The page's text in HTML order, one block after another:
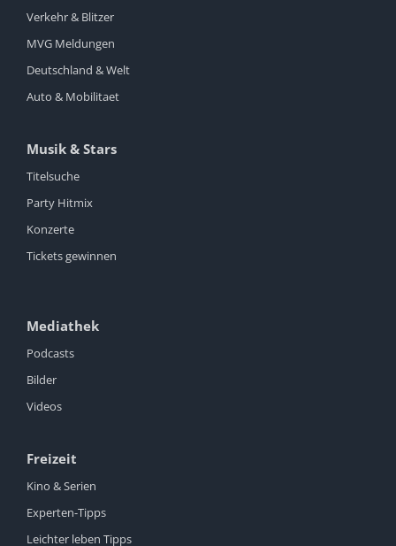
Verkehr & Blitzer
MVG Meldungen
Deutschland & Welt
Auto & Mobilitaet
Musik & Stars
Titelsuche
Party Hitmix
Konzerte
Tickets gewinnen
Mediathek
Podcasts
Bilder
Videos
Freizeit
Kino & Serien
Experten-Tipps
Leichter leben Tipps